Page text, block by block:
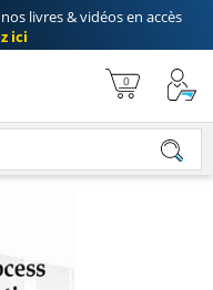
livres & vidéos en accès
ici